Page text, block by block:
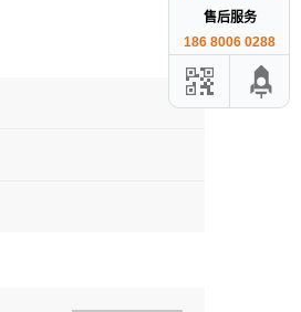
售后服务
186 8006 0288